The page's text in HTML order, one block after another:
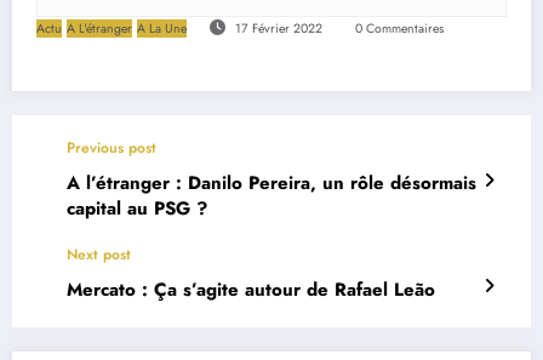
Actu A L'étranger A La Une 17 Février 2022 0 Commentaires
Previous post
A l’étranger : Danilo Pereira, un rôle désormais
capital au PSG ?
Next post
Mercato : Ça s’agite autour de Rafael Leão